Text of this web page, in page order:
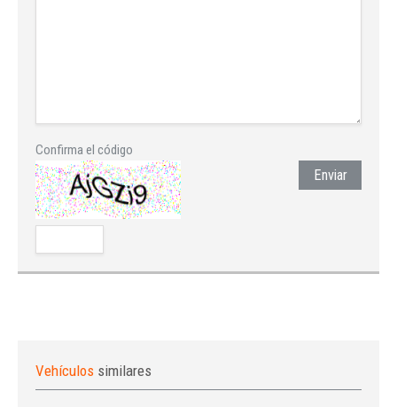
Confirma el código
Enviar
Vehículos similares